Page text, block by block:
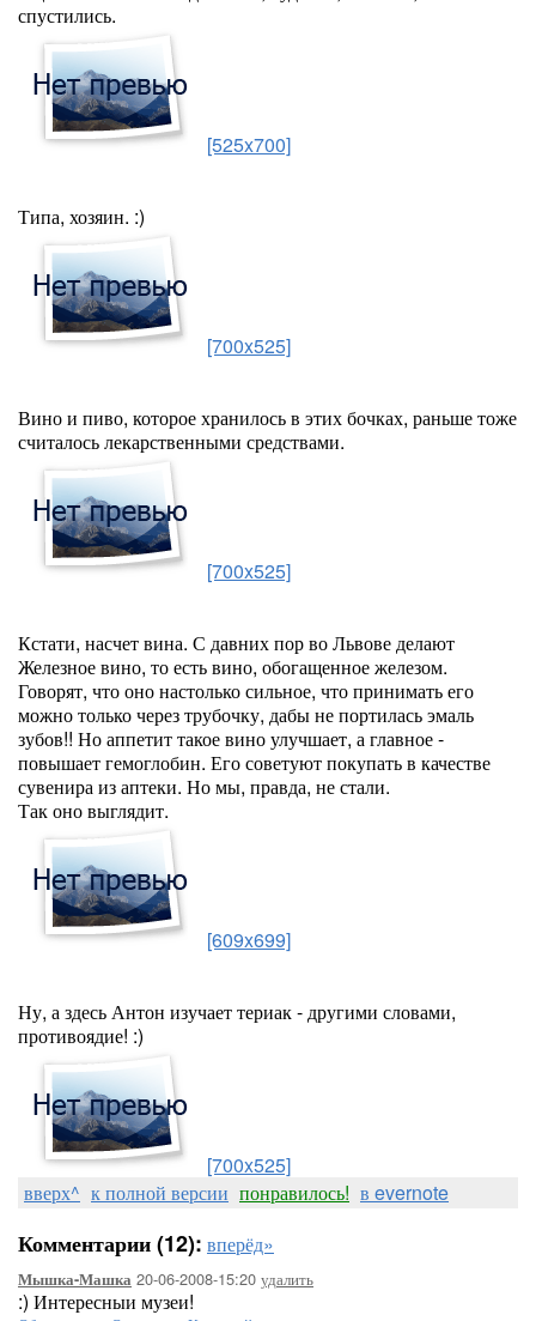
спустились.
[525x700]
Типа, хозяин. :)
[700x525]
Вино и пиво, которое хранилось в этих бочках, раньше тоже
считалось лекарственными средствами.
[700x525]
Кстати, насчет вина. С давних пор во Львове делают
Железное вино, то есть вино, обогащенное железом.
Говорят, что оно настолько сильное, что принимать его
можно только через трубочку, дабы не портилась эмаль
зубов!! Но аппетит такое вино улучшает, а главное -
повышает гемоглобин. Его советуют покупать в качестве
сувенира из аптеки. Но мы, правда, не стали.
Так оно выглядит.
[609x699]
Ну, а здесь Антон изучает териак - другими словами,
противоядие! :)
[700x525]
вверх^ к полной версии понравилось! в evernote
Комментарии (12): вперёд»
Мышка-Машка 20-06-2008-15:20 удалить
:) Интересныи музеи!